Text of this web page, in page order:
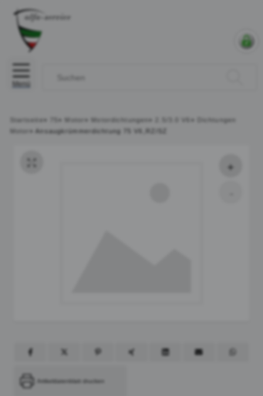
Menü
Startseite » » » Motordichtungen » »
Dichtungen
» Ansaugkrümmerdichtung 75 V6,RZ/SZ
Artikeldatenblatt drucken